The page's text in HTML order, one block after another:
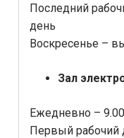
Последний
день
Воскресенье –
Зал
Ежедневно –
Первый рабочий